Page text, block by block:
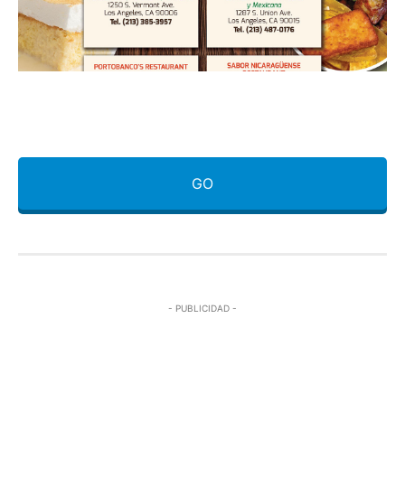
GO
- PUBLICIDAD -